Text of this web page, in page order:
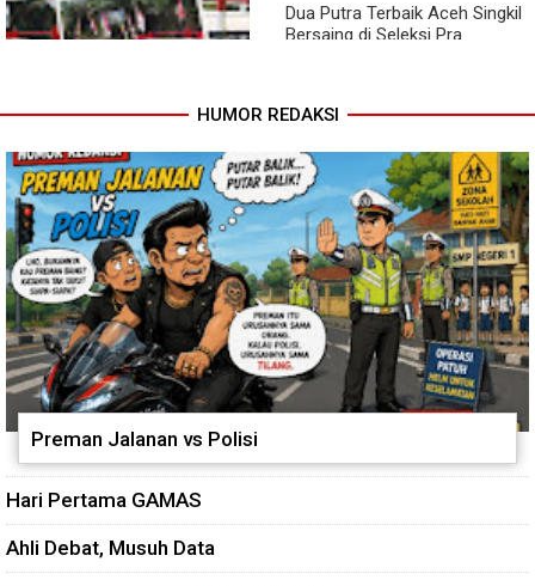
Jembatan Garuda Rampung,
Nikmati Akses Lebih Lancar
Dua Putra Terbaik Aceh Singkil
Bersaing di Seleksi Pra
HUMOR REDAKSI
Preman Jalanan vs Polisi
Hari Pertama GAMAS
Ahli Debat, Musuh Data